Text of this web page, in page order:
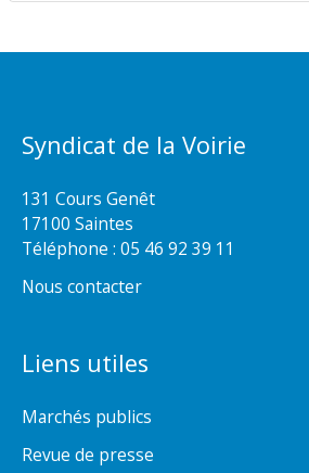
Syndicat de la Voirie
131 Cours Genêt
17100 Saintes
Téléphone : 05 46 92 39 11
Nous contacter
Liens utiles
Marchés publics
Revue de presse